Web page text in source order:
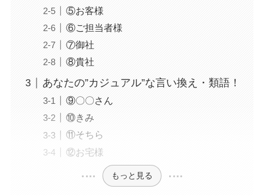
⑤お客様
⑥ご担当者様
⑦御社
⑧貴社
あなたの”カジュアル”な言い換え・類語！
⑨〇〇さん
⑩きみ
⑪そちら
⑫お宅様
もっと見る